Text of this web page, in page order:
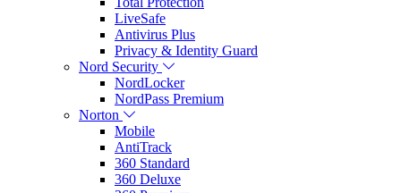
LiveSafe
Antivirus Plus
Privacy & Identity Guard
Nord Security
NordLocker
NordPass Premium
Norton
Mobile
AntiTrack
360 Standard
360 Deluxe